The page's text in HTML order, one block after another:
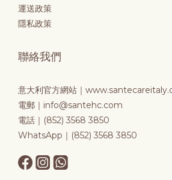
運送政策
隱私政策
聯絡我們
意大利官方網站｜
電郵｜info@santehc.com
電話｜(852) 3568 3850
WhatsApp｜(852) 3568 3850